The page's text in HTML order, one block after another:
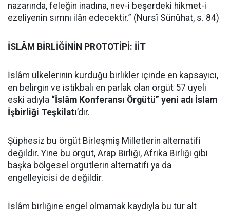
nazarında, feleğin inadına, nev-i beşerdeki hikmet-i
ezeliyenin sırrını ilân edecektir.” (Nursî Sünûhat, s. 84)
İSLÂM BİRLİĞİNİN PROTOTİPİ: İİT
İslâm ülkelerinin kurduğu birlikler içinde en kapsayıcı,
en belirgin ve istikbali en parlak olan örgüt 57 üyeli
eski adıyla “İslâm Konferansı Örgütü” yeni adı İslam
İşbirliği Teşkilatı’dır.
Şüphesiz bu örgüt Birleşmiş Milletlerin alternatifi
değildir. Yine bu örgüt, Arap Birliği, Afrika Birliği gibi
başka bölgesel örgütlerin alternatifi ya da
engelleyicisi de değildir.
İslâm birliğine engel olmamak kaydıyla bu tür alt